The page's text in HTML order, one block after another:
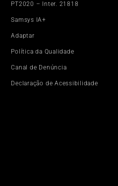
PT2020 – Inter. 21818
Samsys IA+
Adaptar
Política da Qualidade
Canal de Denúncia
Declaração de Acessibilidade